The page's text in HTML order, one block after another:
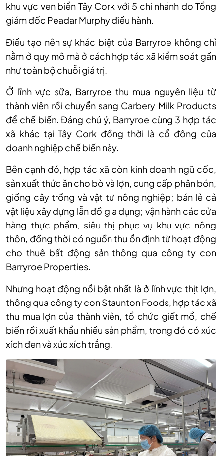
khu vực ven biển Tây Cork với 5 chi nhánh do Tổng
giám đốc Peadar Murphy điều hành.
Điều tạo nên sự khác biệt của Barryroe không chỉ
nằm ở quy mô mà ở cách hợp tác xã kiểm soát gần
như toàn bộ chuỗi giá trị.
Ở lĩnh vực sữa, Barryroe thu mua nguyên liệu từ
thành viên rồi chuyển sang Carbery Milk Products
để chế biến. Đáng chú ý, Barryroe cùng 3 hợp tác
xã khác tại Tây Cork đồng thời là cổ đông của
doanh nghiệp chế biến này.
Bên cạnh đó, hợp tác xã còn kinh doanh ngũ cốc,
sản xuất thức ăn cho bò và lợn, cung cấp phân bón,
giống cây trồng và vật tư nông nghiệp; bán lẻ cả
vật liệu xây dựng lẫn đồ gia dụng; vận hành các cửa
hàng thực phẩm, siêu thị phục vụ khu vực nông
thôn, đồng thời có nguồn thu ổn định từ hoạt động
cho thuê bất động sản thông qua công ty con
Barryroe Properties.
Nhưng hoạt động nổi bật nhất là ở lĩnh vực thịt lợn,
thông qua công ty con Staunton Foods, hợp tác xã
thu mua lợn của thành viên, tổ chức giết mổ, chế
biến rồi xuất khẩu nhiều sản phẩm, trong đó có xúc
xích đen và xúc xích trắng.